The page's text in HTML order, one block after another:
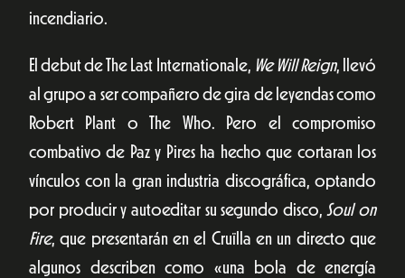
incendiario.
El debut de The Last Internationale, We Will Reign, llevó
al grupo a ser compañero de gira de leyendas como
Robert Plant o The Who. Pero el compromiso
combativo de Paz y Pires ha hecho que cortaran los
vínculos con la gran industria discográfica, optando
por producir y autoeditar su segundo disco, Soul on
Fire, que presentarán en el Cruïlla en un directo que
algunos describen como «una bola de energía